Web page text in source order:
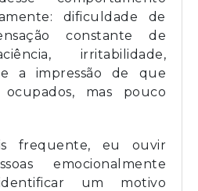
dificuldade de
constante de
irritabilidade,
a impressão de que
mas pouco
frequente, eu ouvir
emocionalmente
um motivo